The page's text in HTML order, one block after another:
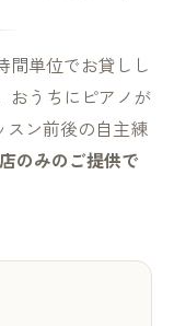
間単位でお貸しし
おうちにピアノが
スン前後の自主練
のみのご提供で